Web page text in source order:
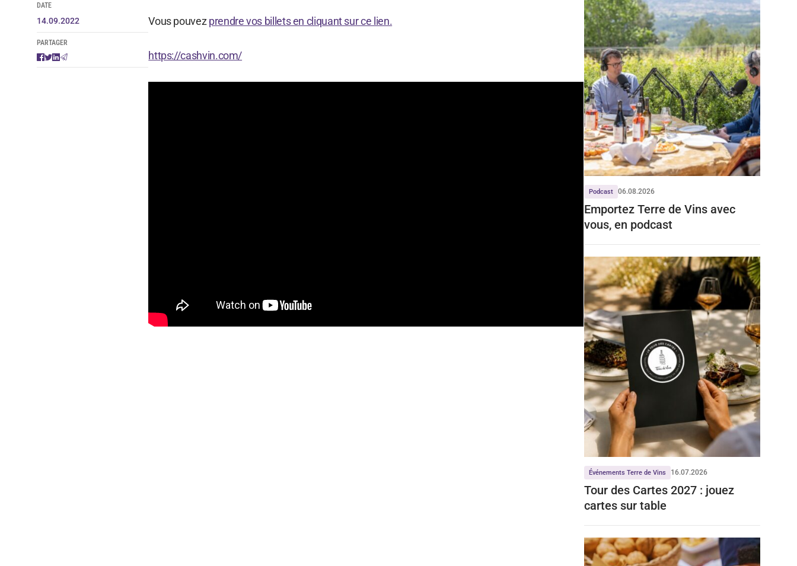
DATE
14.09.2022
PARTAGER
Vous pouvezprendre vos billets en cliquant sur ce lien.
https://cashvin.com/
Podcast 06.08.2026
Emportez Terre de Vins avec
vous, en podcast
Événements Terre de Vins 16.07.2026
Tour des Cartes 2027 : jouez
cartes sur table